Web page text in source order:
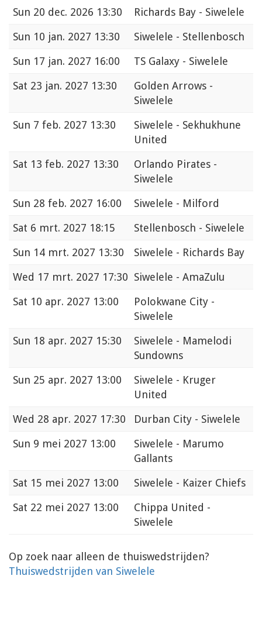
Sun 20 dec. 2026 13:30
Richards Bay - Siwelele
Sun 10 jan. 2027 13:30
Siwelele - Stellenbosch
Sun 17 jan. 2027 16:00
TS Galaxy - Siwelele
Sat 23 jan. 2027 13:30
Golden Arrows -
Siwelele
Sun 7 feb. 2027 13:30
Siwelele - Sekhukhune
United
Sat 13 feb. 2027 13:30
Orlando Pirates -
Siwelele
Sun 28 feb. 2027 16:00
Siwelele - Milford
Sat 6 mrt. 2027 18:15
Stellenbosch - Siwelele
Sun 14 mrt. 2027 13:30
Siwelele - Richards Bay
Wed 17 mrt. 2027 17:30 Siwelele - AmaZulu
Sat 10 apr. 2027 13:00
Polokwane City -
Siwelele
Sun 18 apr. 2027 15:30
Siwelele - Mamelodi
Sundowns
Sun 25 apr. 2027 13:00
Siwelele - Kruger
United
Wed 28 apr. 2027 17:30
Durban City - Siwelele
Sun 9 mei 2027 13:00
Siwelele - Marumo
Gallants
Sat 15 mei 2027 13:00
Siwelele - Kaizer Chiefs
Sat 22 mei 2027 13:00
Chippa United -
Siwelele
Op zoek naar alleen de thuiswedstrijden?
Thuiswedstrijden van Siwelele